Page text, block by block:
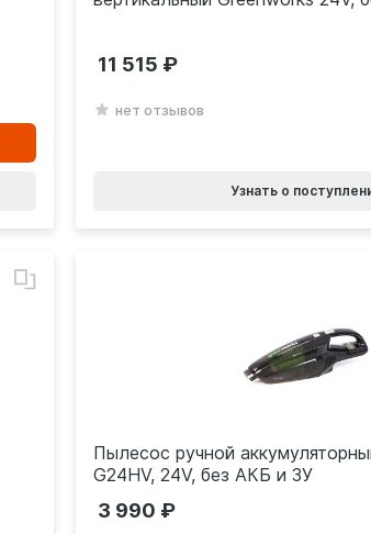
нет отзывов
11 515
Узнать о
Пылесос ручной
G24HV, 24V, без АКБ и ЗУ
3 990